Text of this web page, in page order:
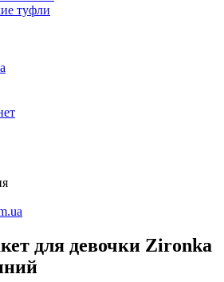
туфли
для девочки Zironka